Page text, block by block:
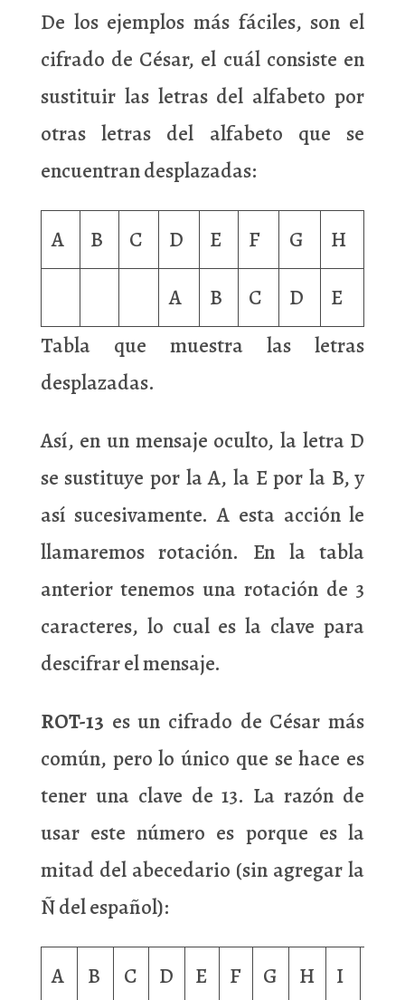
De los ejemplos más fáciles, son el
cifrado de César, el cuál consiste en
sustituir las letras del alfabeto por
otras letras del alfabeto que se
encuentran desplazadas:
A B C D E F G H
A B C D
E
Tabla que muestra las letras
desplazadas.
Así, en un mensaje oculto, la letra D
se sustituye por la A, la E por la B, y
así sucesivamente. A esta acción le
llamaremos rotación. En la tabla
anterior tenemos una rotación de 3
caracteres, lo cual es la clave para
descifrar el mensaje.
ROT-13 es un cifrado de César más
común, pero lo único que se hace es
tener una clave de 13. La razón de
usar este número es porque es la
mitad del abecedario (sin agregar la
Ñ del español):
A B C D E F G H I